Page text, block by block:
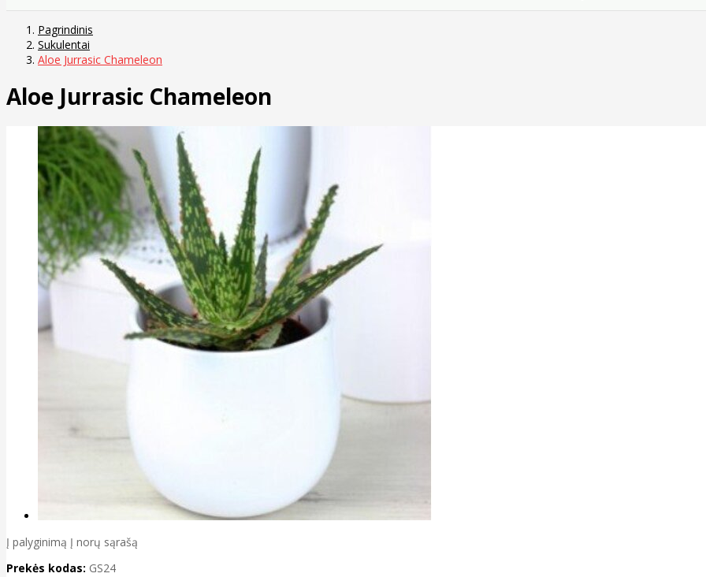
Pagrindinis
Sukulentai
Aloe Jurrasic Chameleon
Aloe Jurrasic Chameleon
Į palyginimą Į norų sąrašą
Prekės kodas: GS24